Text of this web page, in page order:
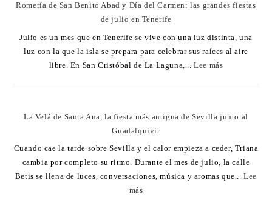
Romería de San Benito Abad y Día del Carmen: las grandes fiestas
de julio en Tenerife
Julio es un mes que en Tenerife se vive con una luz distinta, una
luz con la que la isla se prepara para celebrar sus raíces al aire
libre. En San Cristóbal de La Laguna,...Lee más
La Velá de Santa Ana, la fiesta más antigua de Sevilla junto al
Guadalquivir
Cuando cae la tarde sobre Sevilla y el calor empieza a ceder, Triana
cambia por completo su ritmo. Durante el mes de julio, la calle
Betis se llena de luces, conversaciones, música y aromas que...Lee
más